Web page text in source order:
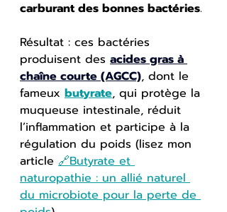
carburant des bonnes bactéries.
Résultat : ces bactéries
produisent des acides gras à
chaîne courte (AGCC), dont le
fameux butyrate, qui protège la
muqueuse intestinale, réduit
l’inflammation et participe à la
régulation du poids (lisez mon
article 🔗Butyrate et
naturopathie : un allié naturel
du microbiote pour la perte de